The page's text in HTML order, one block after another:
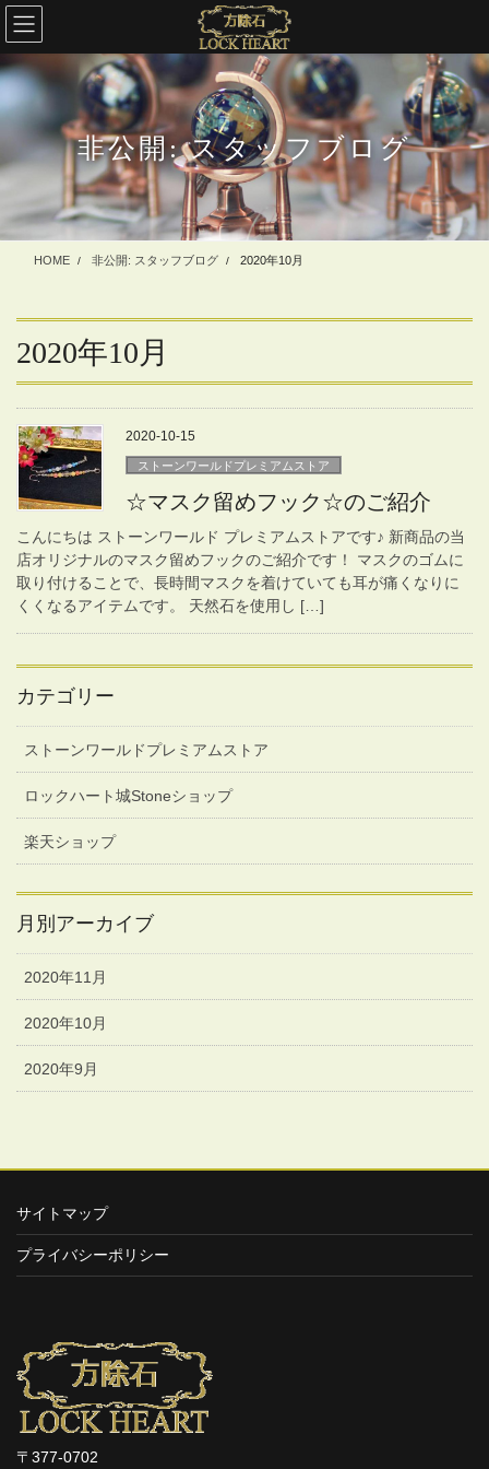
コ
ン
テ
ン
動
ナ
ビ
ゲ
ー
に
動
非公開: スタッフブログ
HOME 非公開: スタッフブログ 2020年10月
2020年10月
2020-10-15
ストーンワールドプレミアムストア
☆マスク留めフック☆のご紹介
こんにちは ストーンワールド プレミアムストアです♪ 新商品の当
店オリジナルのマスク留めフックのご紹介です！ マスクのゴムに
取り付けることで、長時間マスクを着けていても耳が痛くなりに
くくなるアイテムです。 天然石を使用し […]
カテゴリー
ストーンワールドプレミアムストア
ロックハート城Stoneショップ
楽天ショップ
月別アーカイブ
2020年11月
2020年10月
2020年9月
サイトマップ
プライバシーポリシー
〒377-0702